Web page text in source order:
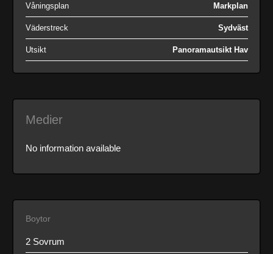
Våningsplan Markplan
Väderstreck Sydväst
Utsikt Panoramautsikt Hav
Medier
No information available
Boytor
2 Sovrum